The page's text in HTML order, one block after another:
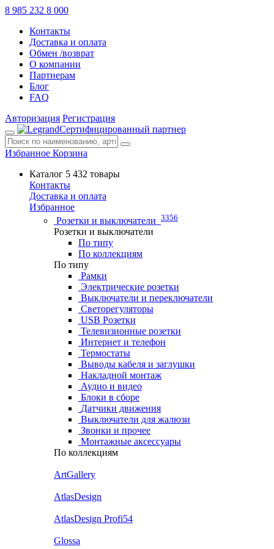
8 985 232 8 000
Контакты
Доставка и оплата
Обмен /возврат
О компании
Партнерам
Блог
FAQ
Авторизация Регистрация
Сертифицированный партнер
Избранное Корзина
Каталог 5 432 товары
Контакты
Доставка и оплата
Избранное
Розетки и выключатели 3356
Розетки и выключатели
По типу
По коллекциям
По типу
Рамки
Электрические розетки
Выключатели и переключатели
Светорегуляторы
USB Розетки
Телевизионные розетки
Интернет и телефон
Термостаты
Выводы кабеля и заглушки
Накладной монтаж
Аудио и видео
Блоки в сборе
Датчики движения
Выключатели для жалюзи
Звонки и прочее
Монтажные аксессуары
По коллекциям
ArtGallery
AtlasDesign
AtlasDesign Profi54
Glossa